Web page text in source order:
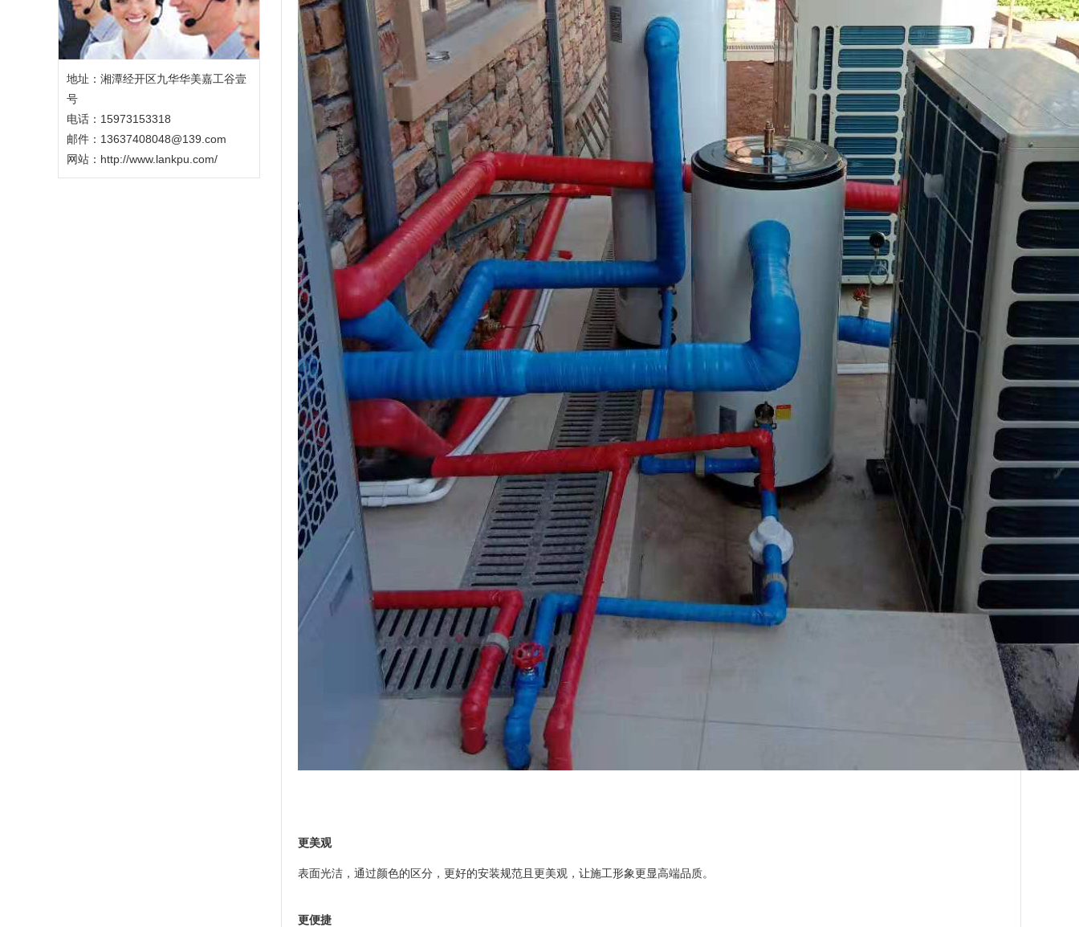
地址：湘潭经开区九华华美嘉工谷壹
号
电话：15973153318
邮件： 13637408048@139.com
网站： http://www.lankpu.com/
更美观
表面光洁，通过颜色的区分，更好的安装规范且更美观，让施工形象更显高端品质。
更便捷